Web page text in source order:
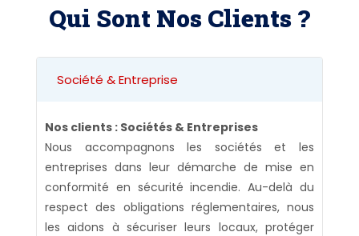
Qui Sont Nos Clients ?
Société & Entreprise
Nos clients : Sociétés & Entreprises
Nous accompagnons les sociétés et les
entreprises dans leur démarche de mise en
conformité en sécurité incendie. Au-delà du
respect des obligations réglementaires, nous
les aidons à sécuriser leurs locaux, protéger